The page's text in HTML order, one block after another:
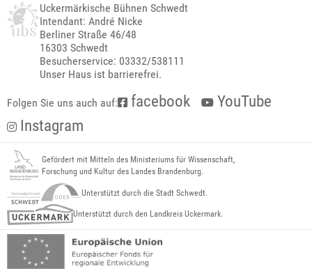
Uckermärkische Bühnen Schwedt
Intendant: André Nicke
Berliner Straße 46/48
16303 Schwedt
Besucherservice: 03332/538111
Unser Haus ist barrierefrei.
Folgen Sie uns auch auf: facebook
YouTube
Instagram
Gefördert mit Mitteln des Ministeriums für Wissenschaft,
Forschung und Kultur des Landes Brandenburg.
Unterstützt durch die Stadt Schwedt.
Unterstützt durch den Landkreis Uckermark.